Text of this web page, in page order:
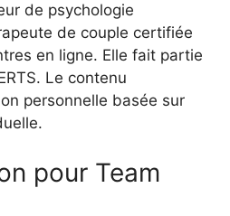
de psychologie
de couple certifiée
en ligne. Elle fait partie
Le contenu
personnelle basée sur
pour Team